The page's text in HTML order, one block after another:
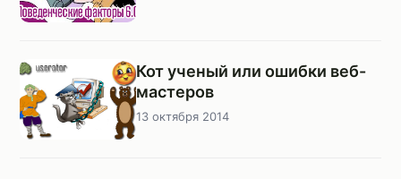
Кот ученый или ошибки веб-
мастеров
13 октября 2014